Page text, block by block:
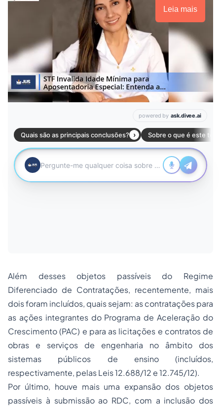
Leia mais
Além desses objetos passíveis do Regime
Diferenciado de Contratações, recentemente, mais
dois foram incluídos, quais sejam: as contratações para
as ações integrantes do Programa de Aceleração do
Crescimento (PAC) e para as licitações e contratos de
obras e serviços de engenharia no âmbito dos
sistemas públicos de ensino (incluídos,
respectivamente, pelas Leis 12.688/12 e 12.745/12).
Por último, houve mais uma expansão dos objetos
passíveis à submissão ao RDC, com a inclusão dos